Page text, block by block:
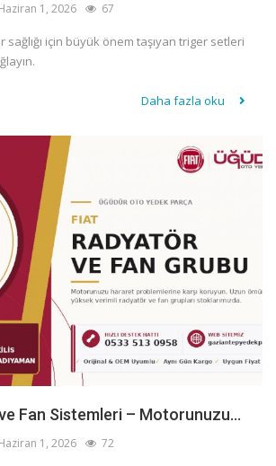
1, 2026 67
sağlığı için büyük önem taşıyan triger setleri
Daha fazla oku
Fan Sistemleri – Motorunuzu...
1, 2026 72